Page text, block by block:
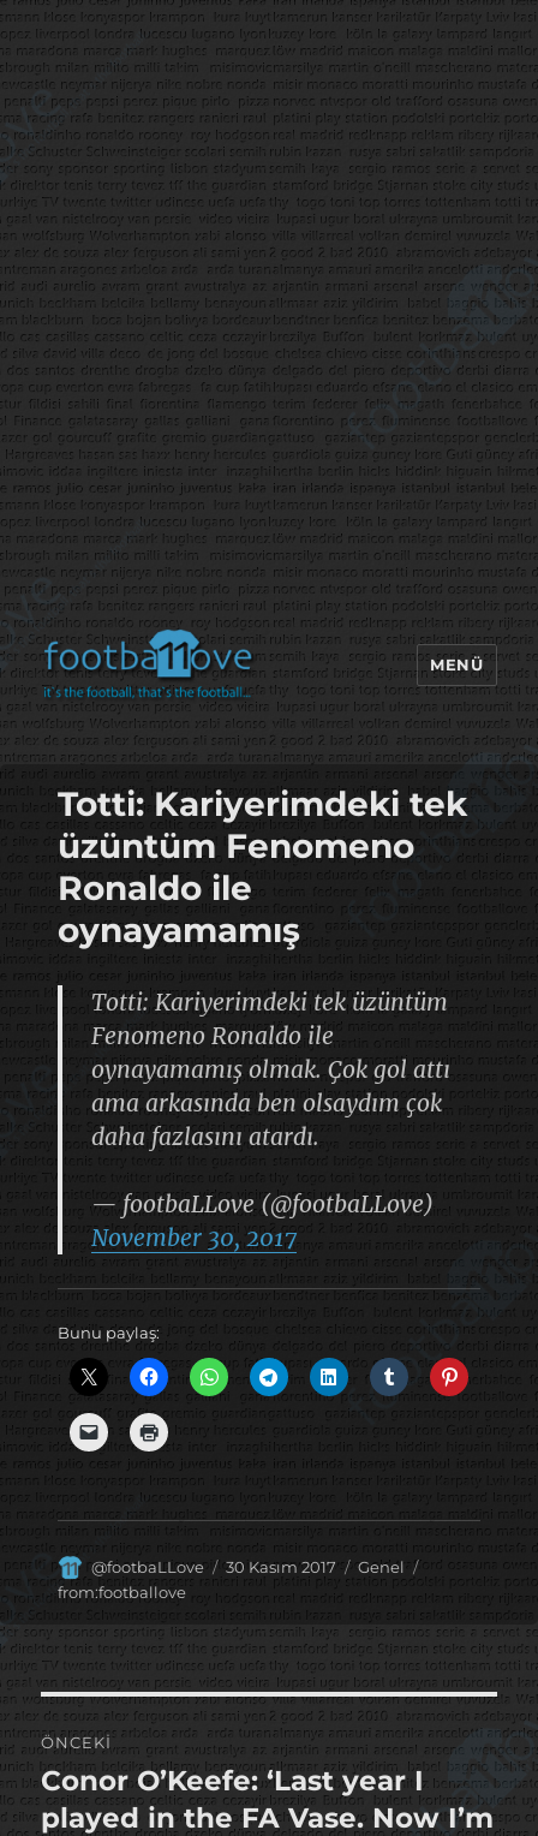
footbaLLove
MENÜ
Totti: Kariyerimdeki tek
üzüntüm Fenomeno
Ronaldo ile
oynayamamış
Totti: Kariyerimdeki tek üzüntüm
Fenomeno Ronaldo ile
oynayamamış olmak. Çok gol attı
ama arkasında ben olsaydım çok
daha fazlasını atardı.
— footbaLLove (@footbaLLove)
November 30, 2017
Bunu paylaş:
Yazar
@footbaLLove
Yayın
30 Kasım 2017 Kategoriler
Genel
from:footballove
Yazı
gezinmesi
ÖNCEKI
Önceki
yazı:
Conor O’Keefe: ‘Last year I
played in the FA Vase. Now I’m